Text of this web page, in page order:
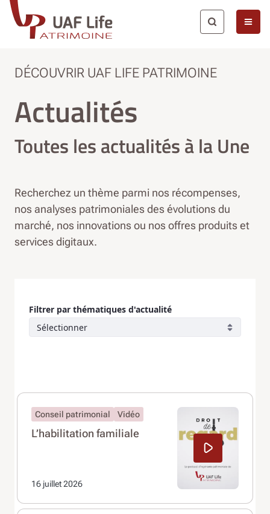
Saut au contenu principal
DÉCOUVRIR UAF LIFE PATRIMOINE
Actualités
Toutes les actualités à la Une
Recherchez un thème parmi nos récompenses,
nos analyses patrimoniales des évolutions du
marché, nos innovations ou nos offres produits et
services digitaux.
Filtrer par thématiques d'actualité
Sélectionner
Conseil patrimonial Vidéo
L’habilitation familiale
16 juillet 2026